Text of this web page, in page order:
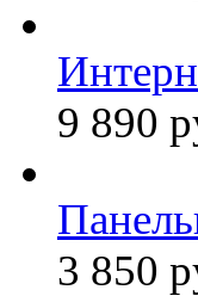
9 890
3 850